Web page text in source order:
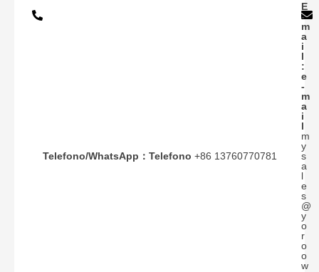
Telefono/WhatsApp：Telefono +86 13760770781
E
-
m
a
i
l
:
e
-
m
a
i
l
m
y
s
a
l
e
s
@
y
o
r
o
o
w